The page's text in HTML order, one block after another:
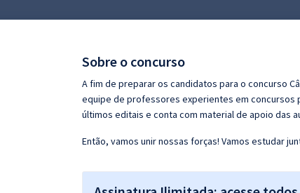
Questões grátis
Conteúdo gratuito
Sobre o concurso
A fim de preparar os candidatos para o concurso
equipe de professores experientes em concursos
últimos editais e conta com material de apoio das
Então, vamos unir nossas forças! Vamos estudar